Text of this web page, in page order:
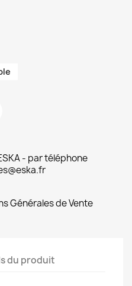
- par téléphone
Générales de Vente
du produit